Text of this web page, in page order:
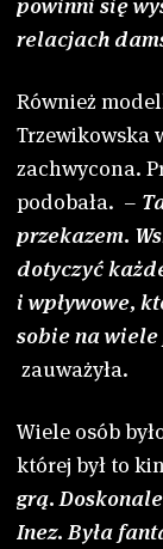
relacjach
Również
Trzewikowska
zachwycona.
podobała. –
przekazem.
dotyczyć
i wpływowe,
sobie na
zauważyła.
Wiele osób
której był to
grą.
Inez. Była